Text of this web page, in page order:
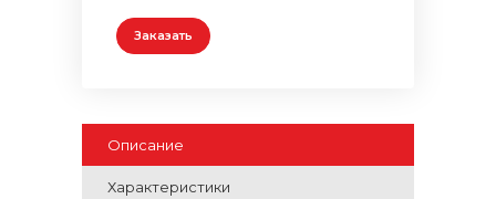
Заказать
Описание
Характеристики